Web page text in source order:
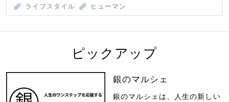
ライフスタイル ヒューマン
ピックアップ
銀のマルシェ
銀のマルシェは、人生の新しい